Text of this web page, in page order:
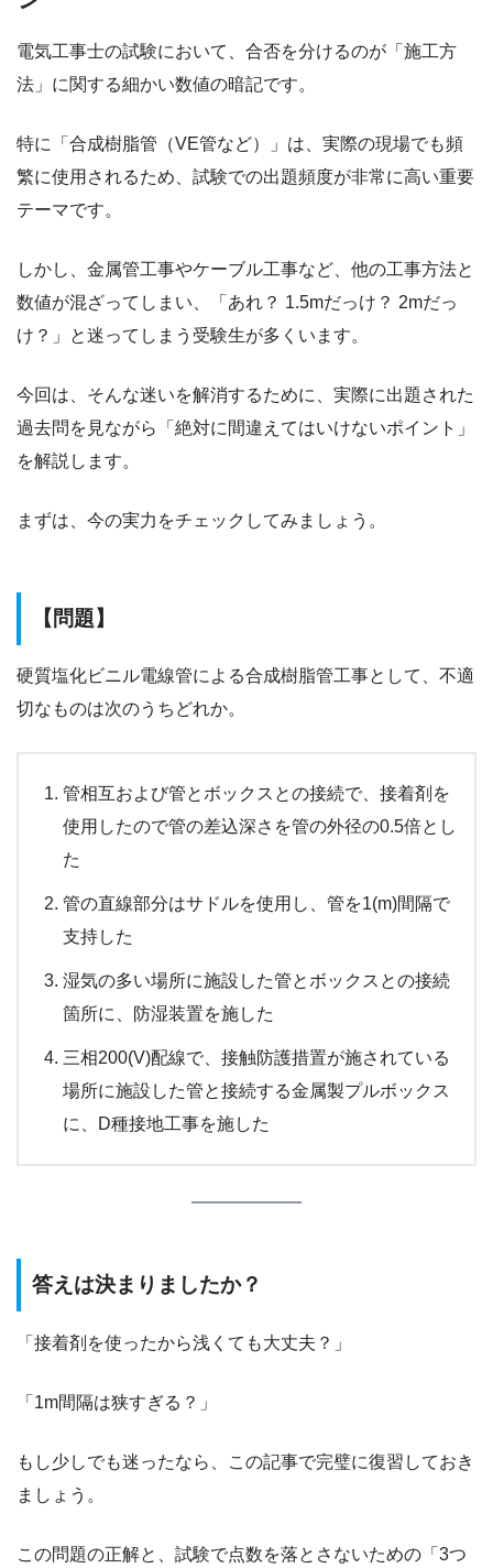
電気工事士の試験において、合否を分けるのが「施工方
法」に関する細かい数値の暗記です。
特に「合成樹脂管（VE管など）」は、実際の現場でも頻
繁に使用されるため、試験での出題頻度が非常に高い重要
テーマです。
しかし、金属管工事やケーブル工事など、他の工事方法と
数値が混ざってしまい、「あれ？ 1.5mだっけ？ 2mだっ
け？」と迷ってしまう受験生が多くいます。
今回は、そんな迷いを解消するために、実際に出題された
過去問を見ながら「絶対に間違えてはいけないポイント」
を解説します。
まずは、今の実力をチェックしてみましょう。
【問題】
硬質塩化ビニル電線管による合成樹脂管工事として、不適
切なものは次のうちどれか。
管相互および管とボックスとの接続で、接着剤を
使用したので管の差込深さを管の外径の0.5倍とし
た
管の直線部分はサドルを使用し、管を1(m)間隔で
支持した
湿気の多い場所に施設した管とボックスとの接続
箇所に、防湿装置を施した
三相200(V)配線で、接触防護措置が施されている
場所に施設した管と接続する金属製プルボックス
に、D種接地工事を施した
答えは決まりましたか？
「接着剤を使ったから浅くても大丈夫？」
「1m間隔は狭すぎる？」
もし少しでも迷ったなら、この記事で完璧に復習しておき
ましょう。
この問題の正解と、試験で点数を落とさないための「3つ